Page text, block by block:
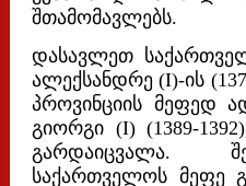
შთამომავლებს.
დასავლეთ
ალექსანდრე (I)-ის
პროვინციის მეფედ
გიორგი (I) (1389-
გარდაიცვალა.
საქართველოს მეფე